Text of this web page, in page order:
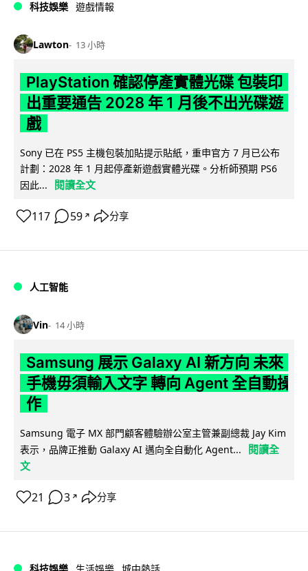
科技娛樂 遊戲情報
Lawton 13 小時
PlayStation 確認停產實體光碟 包裝印
出重要通告 2028 年 1 月後不出光碟遊
戲
Sony 已在 PS5 主機包裝加貼提示貼紙，重申官方 7 月已公布
計劃：2028 年 1 月起停產新遊戲實體光碟。分析師預期 PS6
因此...
閱讀全文
117 59 ↗ 分享
人工智能
Vin 14 小時
Samsung 展示 Galaxy AI 新方向 未來
手機毋須輸入文字 轉向 Agent 全自動操
作
Samsung 電子 MX 部門顧客體驗辦公室主管兼副總裁 Jay Kim
表示，品牌正推動 Galaxy AI 邁向全自動化 Agent...
閱讀全
文
21 3 ↗ 分享
科技娛樂 生活娛樂 城中熱話